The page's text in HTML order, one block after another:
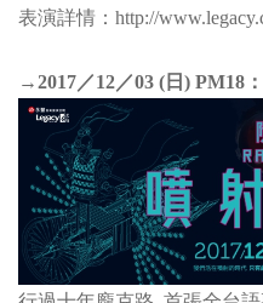
表演詳情：http://
→2017／12／03 (日) PM18